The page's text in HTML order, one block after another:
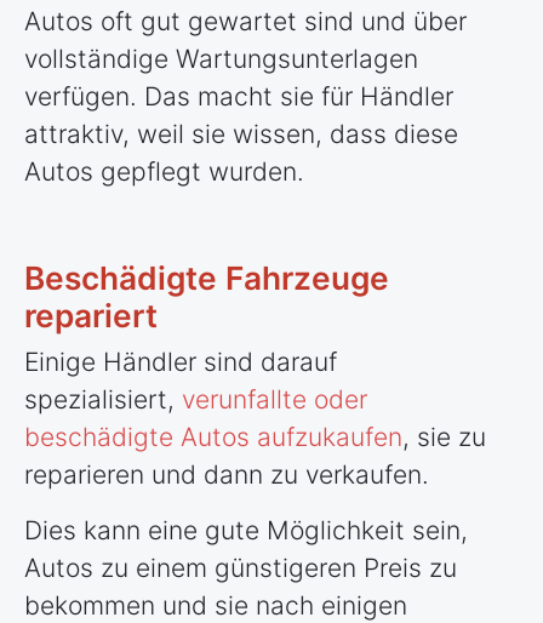
Autos oft gut gewartet sind und über
vollständige Wartungsunterlagen
verfügen. Das macht sie für Händler
attraktiv, weil sie wissen, dass diese
Autos gepflegt wurden.
Beschädigte Fahrzeuge
repariert
Einige Händler sind darauf
spezialisiert, verunfallte oder
beschädigte Autos aufzukaufen, sie zu
reparieren und dann zu verkaufen.
Dies kann eine gute Möglichkeit sein,
Autos zu einem günstigeren Preis zu
bekommen und sie nach einigen